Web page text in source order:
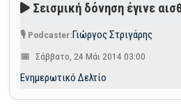
Σεισμική δόνηση έγινε
Γιώργος Στριγάρης
Σάββατο, 24 Μάι 2014 03:00
Ενημερωτικό Δελτίο